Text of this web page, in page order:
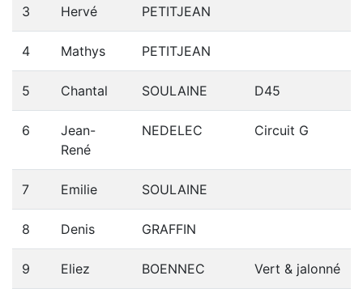
3 Hervé PETITJEAN
4 Mathys PETITJEAN
5 Chantal SOULAINE D45
6
Jean-
René
NEDELEC Circuit G
7 Emilie SOULAINE
8 Denis GRAFFIN
9 Eliez BOENNEC Vert & jalonné